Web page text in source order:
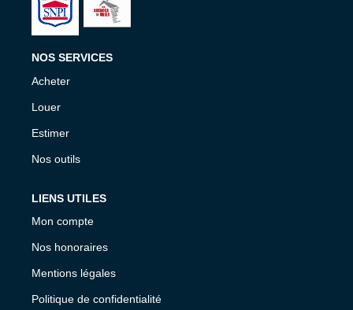
NOS SERVICES
Acheter
Louer
Estimer
Nos outils
LIENS UTILES
Mon compte
Nos honoraires
Mentions légales
Politique de confidentialité